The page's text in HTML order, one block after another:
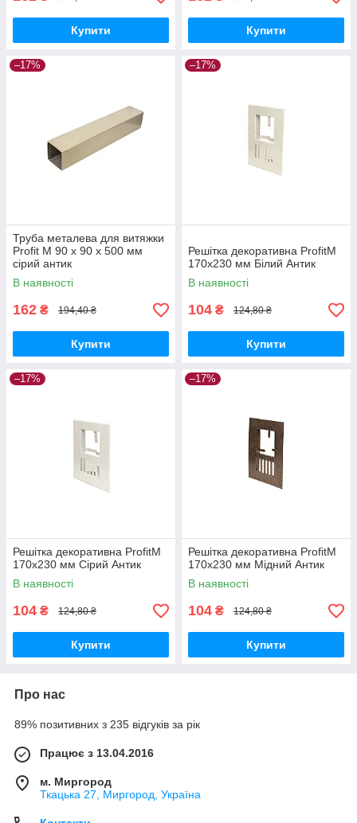
Купити Купити
–17%
Труба металева для витяжки
Profit M 90 х 90 х 500 мм
сірий антик
В наявності
162 ₴ 194,40 ₴
Купити
–17%
Решітка декоративна ProfitM
170х230 мм Білий Антик
В наявності
104 ₴ 124,80 ₴
Купити
–17%
Решітка декоративна ProfitM
170х230 мм Сірий Антик
В наявності
104 ₴ 124,80 ₴
Купити
–17%
Решітка декоративна ProfitM
170х230 мм Мідний Антик
В наявності
104 ₴ 124,80 ₴
Купити
Про нас
89% позитивних з 235 відгуків за рік
Працює з 13.04.2016
м. Миргород
Ткацька 27, Миргород, Україна